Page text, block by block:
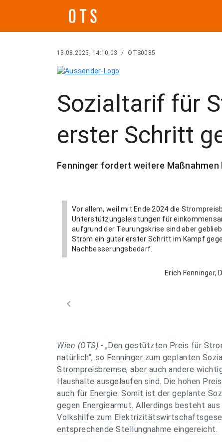
13.08.2025, 14:10:03 / OTS0085
Sozialtarif für
erster Schritt
Fenninger fordert weitere
Vor allem, weil mit Ende 2024 die
Unterstützungsleistungen für
aufgrund der Teurungskrise sind aber
Strom ein guter erster Schritt im Kampf
Nachbesserungsbedarf.
Erich Fenninger,
chevron_left
Wien (OTS) - „Den gestützten Preis für
natürlich“, so Fenninger zum geplanten
Strompreisbremse, aber auch andere
Haushalte ausgelaufen sind. Die hohen
auch für Energie. Somit ist der geplante
gegen Energiearmut. Allerdings besteht
Volkshilfe zum
entsprechende Stellungnahme eingereicht.